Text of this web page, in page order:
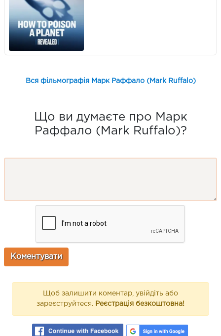
Вся фільмографія Марк Раффало (Mark Ruffalo)
Що ви думаєте про Марк
Раффало (Mark Ruffalo)?
Щоб залишити коментар, увійдіть або
зареєструйтеся. Реєстрація безкоштовна!